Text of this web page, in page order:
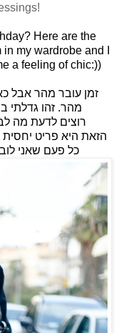
Here are the
my wardrobe and I
a feeling of chic:))
זמן עובר מהר אבל
מהר. זהו גדלתי
רוצים לדעת מה
הזאת היא פריט
כל פעם שאני